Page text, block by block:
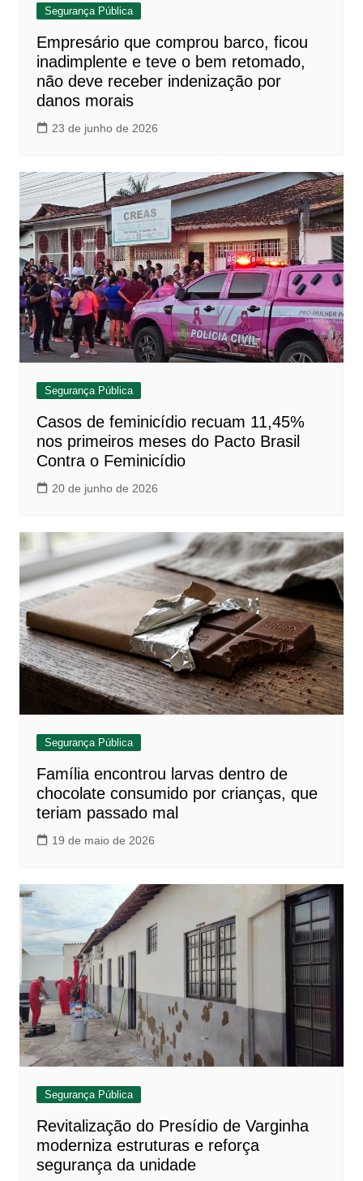
Segurança Pública
Empresário que comprou barco, ficou
inadimplente e teve o bem retomado,
não deve receber indenização por
danos morais
23 de junho de 2026
Segurança Pública
Casos de feminicídio recuam 11,45%
nos primeiros meses do Pacto Brasil
Contra o Feminicídio
20 de junho de 2026
Segurança Pública
Família encontrou larvas dentro de
chocolate consumido por crianças, que
teriam passado mal
19 de maio de 2026
Segurança Pública
Revitalização do Presídio de Varginha
moderniza estruturas e reforça
segurança da unidade